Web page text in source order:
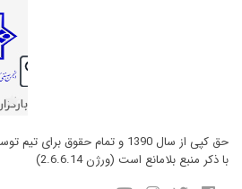
حق کپی از سال 1390 و تمام
با ذکر منبع بلامانع است (ورژن 2.6.6.14)